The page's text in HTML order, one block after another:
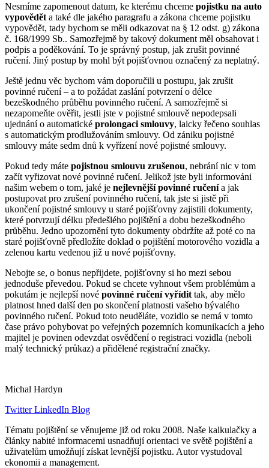
Nesmíme zapomenout datum, ke kterému chceme pojistku na auto
vypovědět a také dle jakého paragrafu a zákona chceme pojistku
vypovědět, tady bychom se měli odkazovat na § 12 odst. g) zákona
č. 168/1999 Sb.. Samozřejmě by takový dokument měl obsahovat i
podpis a poděkování. To je správný postup, jak zrušit povinné
ručení. Jiný postup by mohl být pojišťovnou označený za neplatný.
Ještě jednu věc bychom vám doporučili u postupu, jak zrušit
povinné ručení – a to požádat zaslání potvrzení o délce
bezeškodného průběhu povinného ručení. A samozřejmě si
nezapomeňte ověřit, jestli jste v pojistné smlouvě nepodepsali
ujednání o automatické prolongaci smlouvy, laicky řečeno souhlas
s automatickým prodlužováním smlouvy. Od zániku pojistné
smlouvy máte sedm dnů k vyřízení nové pojistné smlouvy.
Pokud tedy máte pojistnou smlouvu zrušenou, nebrání nic v tom
začít vyřizovat nové povinné ručení. Jelikož jste byli informováni
našim webem o tom, jaké je nejlevnější povinné ručenía jak
postupovat pro zrušení povinného ručení, tak jste si jistě při
ukončení pojistné smlouvy u staré pojišťovny zajistili dokumenty,
které potvrzují délku předešlého pojištění a dobu bezeškodného
průběhu. Jedno upozornění tyto dokumenty obdržíte až poté co na
staré pojišťovně předložíte doklad o pojištění motorového vozidla a
zelenou kartu vedenou již u nové pojišťovny.
Nebojte se, o bonus nepřijdete, pojišťovny si ho mezi sebou
jednoduše převedou. Pokud se chcete vyhnout všem problémům a
pokutám je nejlepší nové povinné ručení vyřídit tak, aby mělo
platnost hned další den po skončení platnosti vašeho bývalého
povinného ručení. Pokud toto neuděláte, vozidlo se nemá v tomto
čase právo pohybovat po veřejných pozemních komunikacích a jeho
majitel je povinen odevzdat osvědčení o registraci vozidla (neboli
malý technický průkaz) a přidělené registrační značky.
Michal Hardyn
TwitterLinkedIn Blog
Tématu pojištění se věnujeme již od roku 2008. Naše kalkulačky a
články nabité informacemi usnadňují orientaci ve světě pojištění a
uživatelům umožňují získat levnější pojistku. Autor vystudoval
ekonomii a management.